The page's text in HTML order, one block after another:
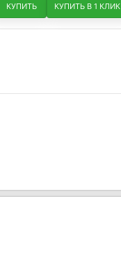
КУПИТЬ КУПИТЬ В 1 КЛИК